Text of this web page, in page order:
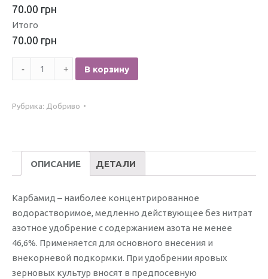
70.00 грн
Итого
70.00 грн
Количество
Карбамид(мочевина)
В корзину
Рубрика: Добриво
ОПИСАНИЕ ДЕТАЛИ
Карбамид – наиболее концентрированное
водорастворимое, медленно действующее без нитрат
азотное удобрение с содержанием азота не менее
46,6%. Применяется для основного внесения и
внекорневой подкормки. При удобрении яровых
зерновых культур вносят в предпосевную